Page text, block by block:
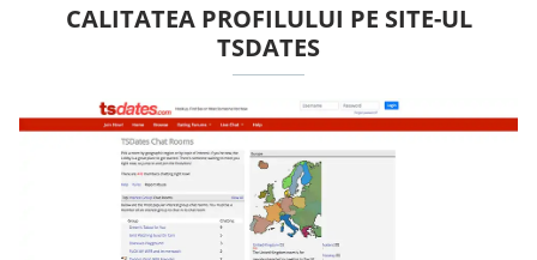
CALITATEA PROFILULUI PE SITE-UL
TSDATES